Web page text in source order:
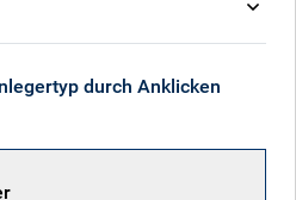
durch Anklicken